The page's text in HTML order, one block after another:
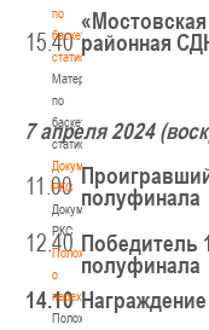
по
баскетбольной
статистике
Материалы
по
баскетбольной
статистике
Документы
РКС
Документы
РКС
Положение
о
переходах
Положение
15.40
«Мостовская
районная
7 апреля 2024
11.00
12.40 Победитель
полуфинала
14.10